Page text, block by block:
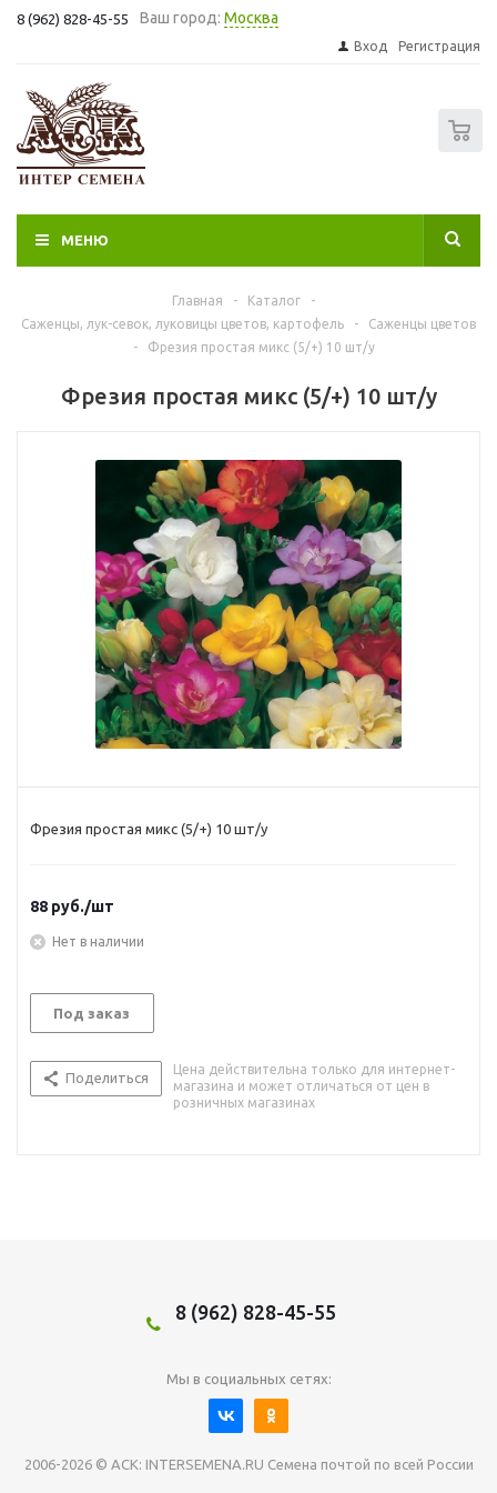
8 (962) 828-45-55 Ваш город: Москва
Вход Регистрация
МЕНЮ
Главная - Каталог
-
Саженцы, лук-севок, луковицы цветов, картофель
-
Саженцы цветов
-
Фрезия простая микс (5/+) 10 шт/у
Фрезия простая микс (5/+) 10 шт/у
Фрезия простая микс (5/+) 10 шт/у
88 руб./шт
Нет в наличии
Под заказ
Поделиться
Цена действительна только для интернет-
магазина и может отличаться от цен в
розничных магазинах
8 (962) 828-45-55
Мы в социальных сетях:
2006-2026 © АСК: INTERSEMENA.RU Семена почтой по всей России